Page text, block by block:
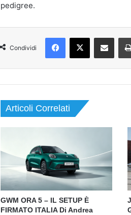
pedigree.
Condividi
Articoli Correlati
GWM ORA 5 – IL SETUP È
FIRMATO ITALIA Di Andrea